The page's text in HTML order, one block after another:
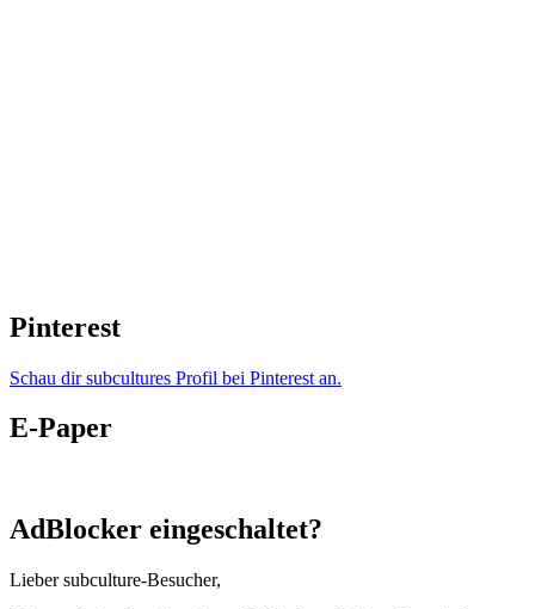
Pinterest
Schau dir subcultures Profil bei Pinterest an.
E-Paper
AdBlocker eingeschaltet?
Lieber subculture-Besucher,